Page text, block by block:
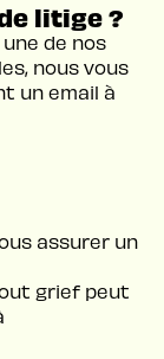
litige ?
de nos
nous vous
un email à
assurer un
grief peut